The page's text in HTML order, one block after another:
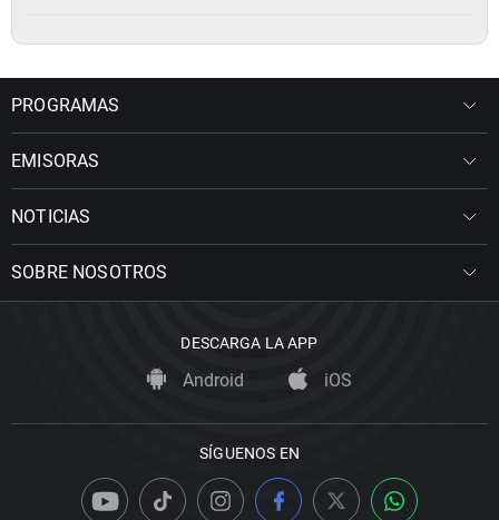
PROGRAMAS
EMISORAS
NOTICIAS
SOBRE NOSOTROS
DESCARGA LA APP
Android iOS
SÍGUENOS EN